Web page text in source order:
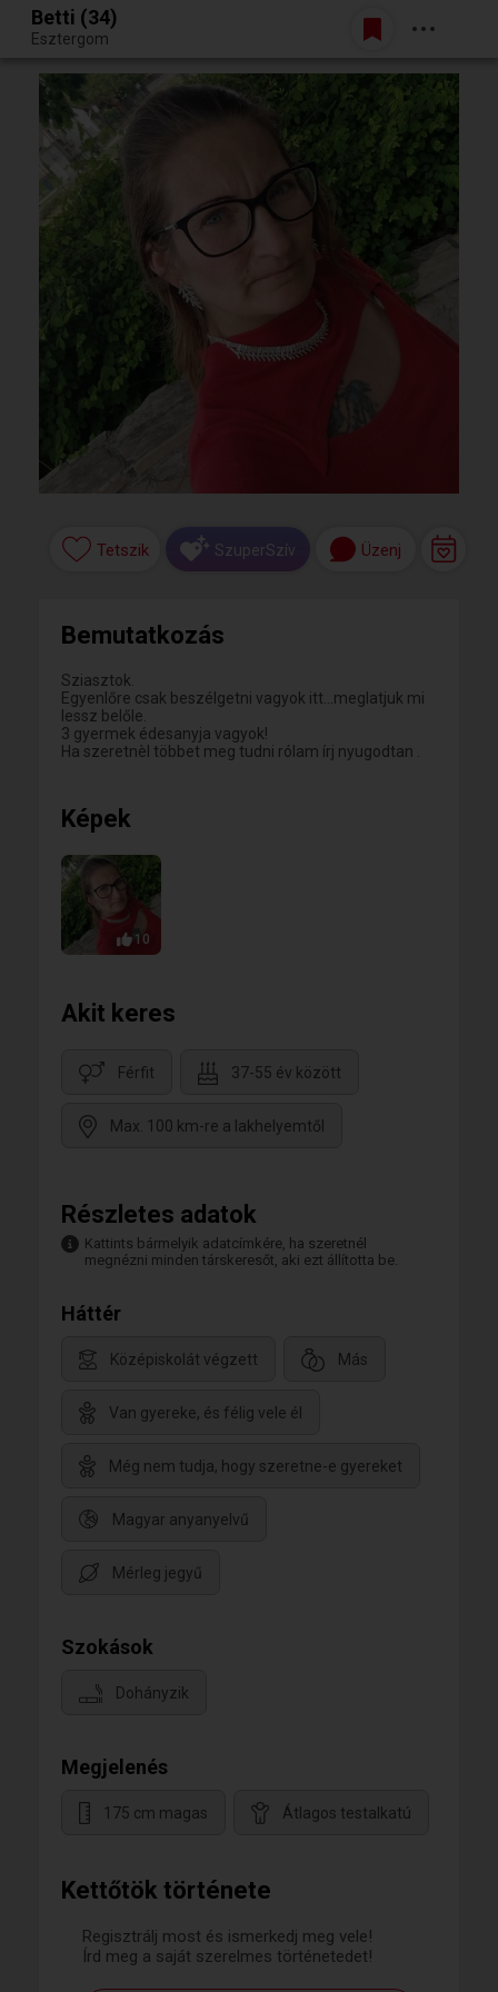
Egy jó randiból bármi lehet.
Belépés
Betti (34)
Esztergom
Kettőtök története
Regisztrálj most és ismerkedj meg vele!
Írd meg a saját szerelmes történetedet!
Tetszik SzuperSzív Üzenj
Bemutatkozás
Sziasztok.
Egyenlőre csak beszélgetni vagyok itt...meglatjuk mi
lessz belőle.
3 gyermek édesanyja vagyok!
Ha szeretnèl többet meg tudni rólam írj nyugodtan .
Képek
10
Akit keres
Férfit 37-55 év között
Max. 100 km-re a lakhelyemtől
Részletes adatok
Kattints bármelyik adatcímkére, ha szeretnél
megnézni minden társkeresőt, aki ezt állította be.
Háttér
Középiskolát végzett Más
Van gyereke, és félig vele él
Még nem tudja, hogy szeretne-e gyereket
Magyar anyanyelvű
Mérleg jegyű
Szokások
Dohányzik
Megjelenés
175 cm magas Átlagos testalkatú